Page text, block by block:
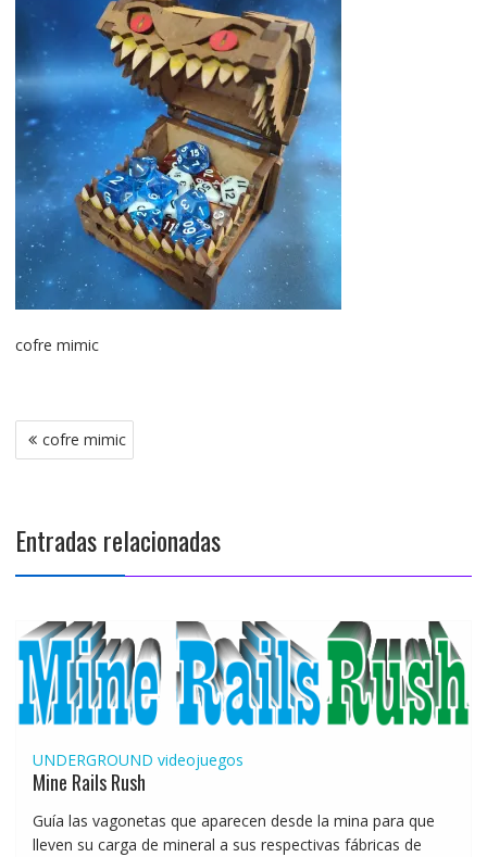
cofre mimic
Navegación
de
cofre mimic
Entradas relacionadas
UNDERGROUND videojuegos
Mine Rails Rush
Guía las vagonetas que aparecen desde la mina para que
lleven su carga de mineral a sus respectivas fábricas de